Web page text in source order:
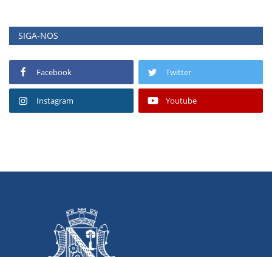
SIGA-NOS
Facebook Twitter
Instagram Youtube